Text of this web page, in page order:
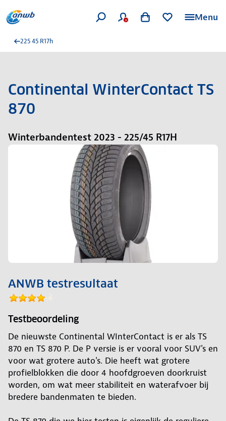
Menu
225 45 R17h
Continental WinterContact TS
870
Winterbandentest 2023 - 225/45 R17H
ANWB testresultaat
Testbeoordeling
De nieuwste Continental WInterContact is er als TS
870 en TS 870 P. De P versie is er vooral voor SUV's en
voor wat grotere auto's. Die heeft wat grotere
profielblokken die door 4 hoofdgroeven doorkruist
worden, om wat meer stabiliteit en waterafvoer bij
bredere bandenmaten te bieden.